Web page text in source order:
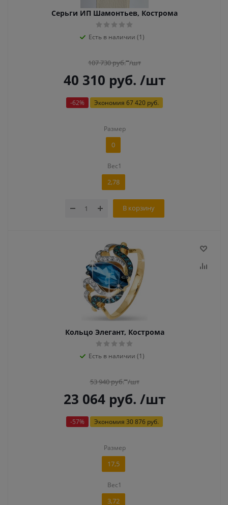
Серьги ИП Шамонтьев, Кострома
Есть в наличии (1)
107 730руб. /шт
40 310 руб. /шт
-62% Экономия 67 420 руб.
Размер
0
Вес1
2,78
В корзину
Кольцо Элегант, Кострома
Есть в наличии (1)
53 940руб. /шт
23 064 руб. /шт
-57% Экономия 30 876 руб.
Размер
17,5
Вес1
3,72